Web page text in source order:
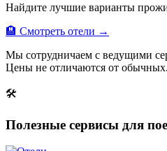
Найдите лучшие варианты
🏨 Смотреть отели →
Мы сотрудничаем с ведущими
Цены не отличаются от обычных.
🛠
Полезные сервисы для